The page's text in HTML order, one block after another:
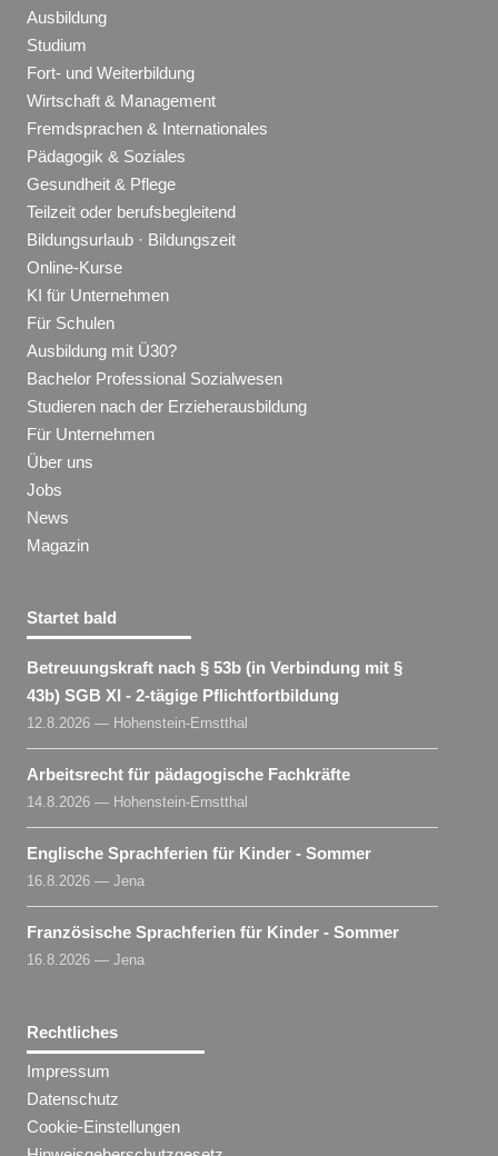
Ausbildung
Studium
Fort- und Weiterbildung
Wirtschaft & Management
Fremdsprachen & Internationales
Pädagogik & Soziales
Gesundheit & Pflege
Teilzeit oder berufsbegleitend
Bildungsurlaub · Bildungszeit
Online-Kurse
KI für Unternehmen
Für Schulen
Ausbildung mit Ü30?
Bachelor Professional Sozialwesen
Studieren nach der Erzieherausbildung
Für Unternehmen
Über uns
Jobs
News
Magazin
Startet bald
Betreuungskraft nach § 53b (in Verbindung mit §
43b) SGB XI - 2-tägige Pflichtfortbildung
12.8.2026 — Hohenstein-Ernstthal
Arbeitsrecht für pädagogische Fachkräfte
14.8.2026 — Hohenstein-Ernstthal
Englische Sprachferien für Kinder - Sommer
16.8.2026 — Jena
Französische Sprachferien für Kinder - Sommer
16.8.2026 — Jena
Rechtliches
Impressum
Datenschutz
Cookie-Einstellungen